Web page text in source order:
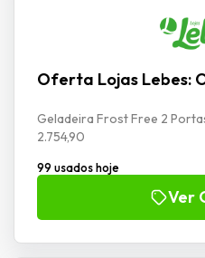
Oferta Lojas Lebes:
Geladeira Frost Free 2
2.754,90
99 usados hoje
Ver